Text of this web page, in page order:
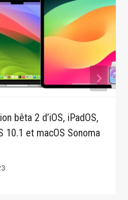
bêta 2 d’iOS, iPadOS,
10.1 et macOS Sonoma